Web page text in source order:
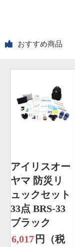
おすすめ商品
アイリスオー
ヤマ 防災リ
ュックセット
33点 BRS-33
ブラック
6,017 円（税